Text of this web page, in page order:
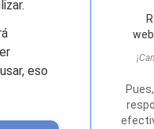
eso